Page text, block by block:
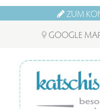
ZUM
GOOGLE